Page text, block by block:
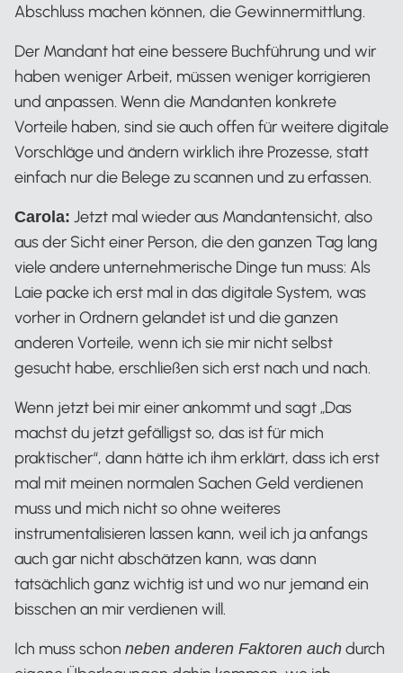
Abschluss machen können, die Gewinnermittlung.
Der Mandant hat eine bessere Buchführung und wir
haben weniger Arbeit, müssen weniger korrigieren
und anpassen. Wenn die Mandanten konkrete
Vorteile haben, sind sie auch offen für weitere digitale
Vorschläge und ändern wirklich ihre Prozesse, statt
einfach nur die Belege zu scannen und zu erfassen.
Carola: Jetzt mal wieder aus Mandantensicht, also
aus der Sicht einer Person, die den ganzen Tag lang
viele andere unternehmerische Dinge tun muss: Als
Laie packe ich erst mal in das digitale System, was
vorher in Ordnern gelandet ist und die ganzen
anderen Vorteile, wenn ich sie mir nicht selbst
gesucht habe, erschließen sich erst nach und nach.
Wenn jetzt bei mir einer ankommt und sagt „Das
machst du jetzt gefälligst so, das ist für mich
praktischer“, dann hätte ich ihm erklärt, dass ich erst
mal mit meinen normalen Sachen Geld verdienen
muss und mich nicht so ohne weiteres
instrumentalisieren lassen kann, weil ich ja anfangs
auch gar nicht abschätzen kann, was dann
tatsächlich ganz wichtig ist und wo nur jemand ein
bisschen an mir verdienen will.
Ich muss schon neben anderen Faktoren auch durch